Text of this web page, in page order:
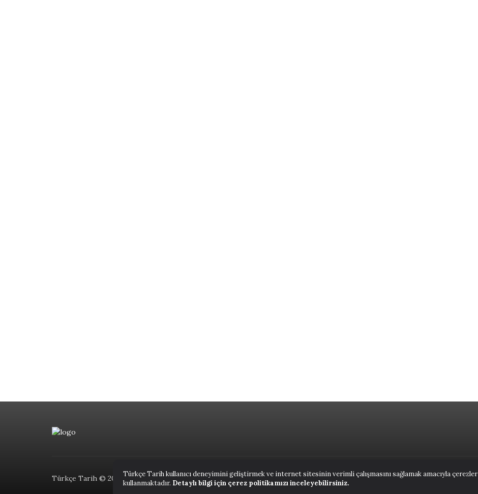
Türkçe Tarih kullanıcı deneyimini geliştirmek ve internet sitesinin verimli çalışmasını sağlamak amacıyla çerezler
kullanmaktadır. Detaylı bilgi için çerez politikamızı inceleyebilirsiniz.
Türkçe Tarih © 2023. ANASAYFA NUTUK KITAPLAR